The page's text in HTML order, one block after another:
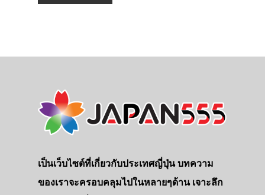
เป็นเว็บไซต์ที่เกี่ยวกับประเทศญี่ปุ่น บทความ
ของเราจะครอบคลุมไปในหลายๆด้าน เจาะลึก